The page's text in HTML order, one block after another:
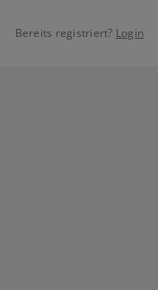
Bereits registriert? Login